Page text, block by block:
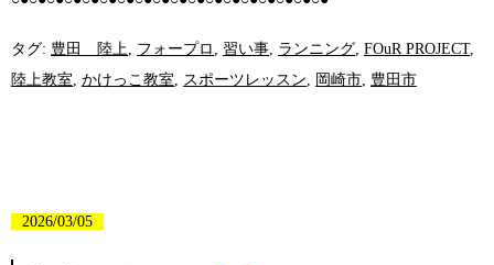
タグ: 豊田 陸上 フォープロ 習い事 ランニング FOuR PROJECT,
陸上教室 かけっこ教室 スポーツレッスン 岡崎市 豊田市
2026/03/05